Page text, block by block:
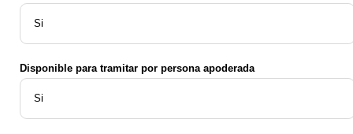
Si
Disponible para tramitar por persona apoderada
Si